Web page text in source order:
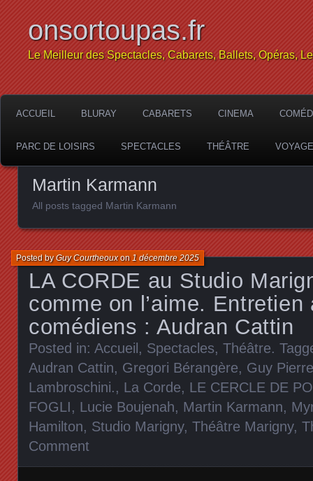
onsortoupas.fr
Le Meilleur des Spectacles, Cabarets, Ballets, Opéras,
ACCUEIL BLURAY CABARETS CINEMA
PARC DE LOISIRS SPECTACLES THÉÂTRE
Martin Karmann
All posts tagged Martin Karmann
LA CORDE au Studio
comme on l’aime.
comédiens : Audran Cattin
Posted byGuy Courtheouxon 1 décembre 2025
Posted in: Accueil, Spectacles, Théâtre.
Audran Cattin, Gregori Bérangère, Guy
Lambroschini., La Corde, LE CERCLE DE
FOGLI, Lucie Boujenah, Martin Karmann,
Hamilton, Studio Marigny, Théâtre Marigny,
Comment